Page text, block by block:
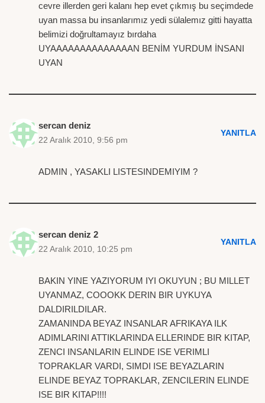
cevre illerden geri kalanı hep evet çıkmış bu seçimdede
uyan massa bu insanlarımız yedi sülalemız gitti hayatta
belimizi doğrultamayız bırdaha
UYAAAAAAAAAAAAAAN BENİM YURDUM İNSANI
UYAN
sercan deniz
22 Aralık 2010, 9:56 pm
YANITLA
ADMIN , YASAKLI LISTESINDEMIYIM ?
sercan deniz 2
22 Aralık 2010, 10:25 pm
YANITLA
BAKIN YINE YAZIYORUM IYI OKUYUN ; BU MILLET
UYANMAZ, COOOKK DERIN BIR UYKUYA
DALDIRILDILAR.
ZAMANINDA BEYAZ INSANLAR AFRIKAYA ILK
ADIMLARINI ATTIKLARINDA ELLERINDE BIR KITAP,
ZENCI INSANLARIN ELINDE ISE VERIMLI
TOPRAKLAR VARDI, SIMDI ISE BEYAZLARIN
ELINDE BEYAZ TOPRAKLAR, ZENCILERIN ELINDE
ISE BIR KITAP!!!!